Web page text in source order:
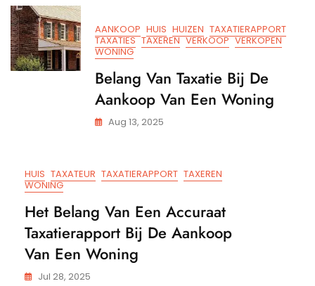
AANKOOP HUIS HUIZEN TAXATIERAPPORT
TAXATIES TAXEREN VERKOOP VERKOPEN
WONING
Belang Van Taxatie Bij De
Aankoop Van Een Woning
Aug 13, 2025
HUIS TAXATEUR TAXATIERAPPORT TAXEREN
WONING
Het Belang Van Een Accuraat
Taxatierapport Bij De Aankoop
Van Een Woning
Jul 28, 2025